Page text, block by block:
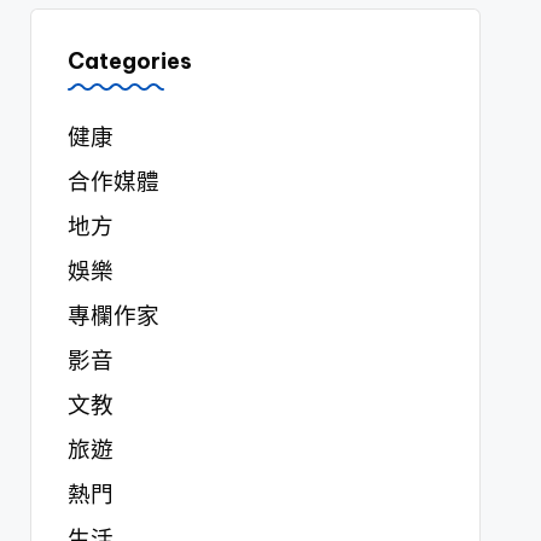
Categories
健康
合作媒體
地方
娛樂
專欄作家
影音
文教
旅遊
熱門